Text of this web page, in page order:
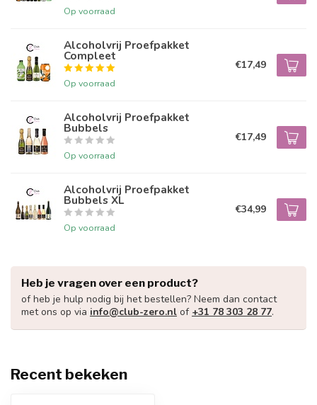
Op voorraad
Alcoholvrij Proefpakket
Compleet
Op voorraad
€17,49
Alcoholvrij Proefpakket
Bubbels
Op voorraad
€17,49
Alcoholvrij Proefpakket
Bubbels XL
Op voorraad
€34,99
Heb je vragen over een product?
of heb je hulp nodig bij het bestellen? Neem dan contact
met ons op via info@club-zero.nl of +31 78 303 28 77.
Recent bekeken